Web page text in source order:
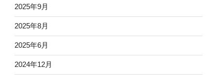
2025年9月
2025年8月
2025年6月
2024年12月